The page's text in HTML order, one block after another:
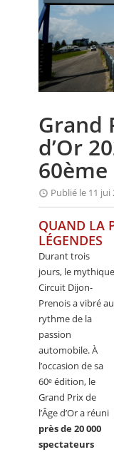
EVÈNEMENTS
CALENDRIER
FOCUS
ANNUAIRES
PETITES
Grand
d’Or
Publié le 11 jui
QUAND LA
LÉGENDES
Durant trois
jours, le mythique
Circuit Dijon-
Prenois a vibré au
rythme de la
passion
automobile. À
l’occasion de sa
60ᵉ édition, le
Grand Prix de
l’Âge d’Or a réuni
près de 20 000
spectateurs